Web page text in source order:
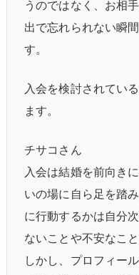
うのではなく、お相
出で忘れられない瞬
す。
入会を検討されてい
ます。
チサコさん
入会は結婚を前向き
いの場に自ら足を踏
に行動するかは自分
ないことや不安なこ
しかし、プロフィー